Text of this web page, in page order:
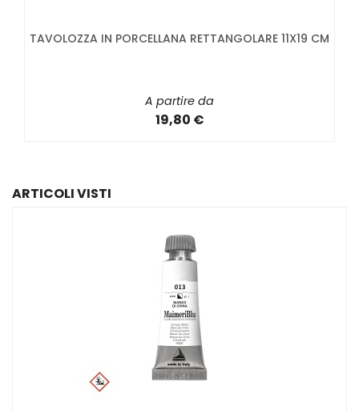
TAVOLOZZA IN PORCELLANA RETTANGOLARE 11X19 CM
A partire da
19,80 €
ARTICOLI VISTI